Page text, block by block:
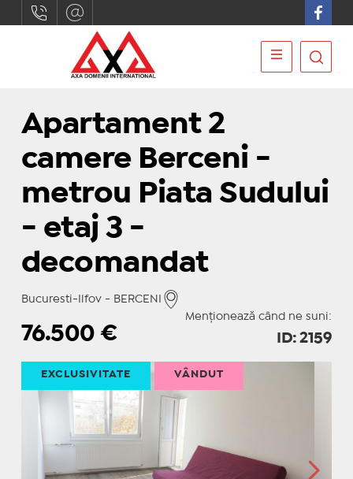
Apartament 2
camere Berceni -
metrou Piata Sudului
- etaj 3 -
decomandat
Bucuresti-Ilfov - BERCENI
Menționează când ne suni:
76.500€ ID: 2159
EXCLUSIVITATE VÂNDUT